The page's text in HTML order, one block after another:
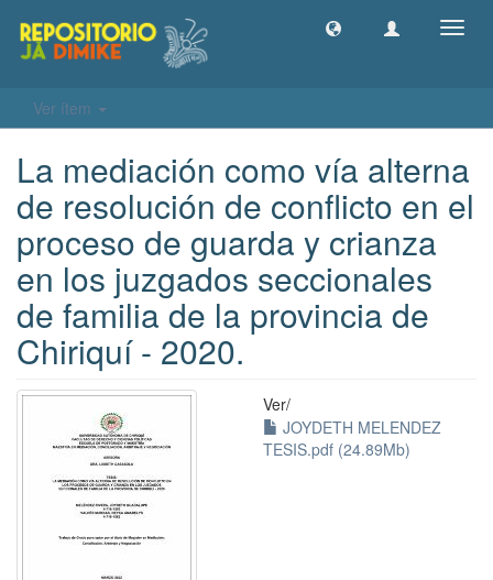
Ver ítem
La mediación como vía alterna
de resolución de conflicto en el
proceso de guarda y crianza
en los juzgados seccionales
de familia de la provincia de
Chiriquí - 2020.
Ver/
JOYDETH MELENDEZ
TESIS.pdf (24.89Mb)